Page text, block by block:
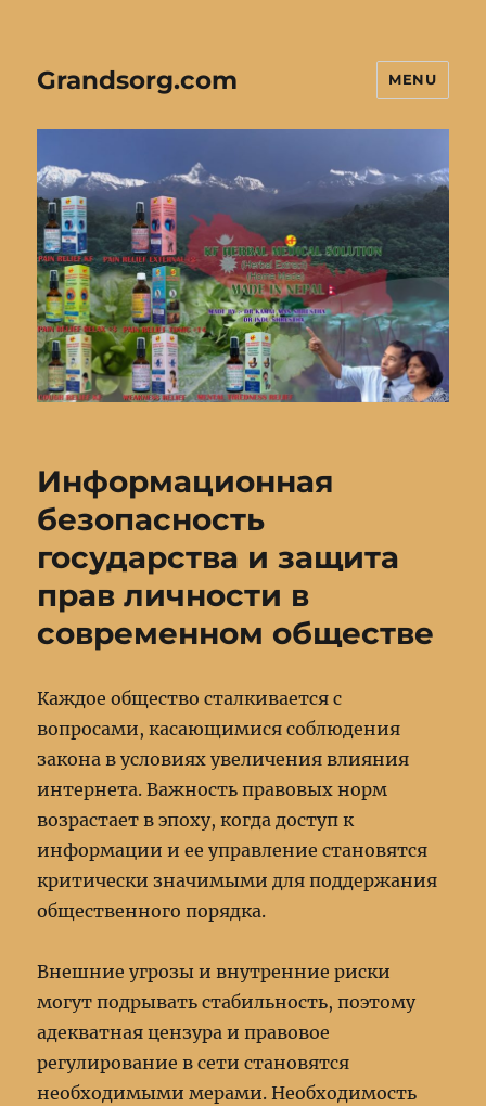
Grandsorg.com MENU
Информационная
безопасность
государства и защита
прав личности в
современном обществе
Каждое общество сталкивается с
вопросами, касающимися соблюдения
закона в условиях увеличения влияния
интернета. Важность правовых норм
возрастает в эпоху, когда доступ к
информации и ее управление становятся
критически значимыми для поддержания
общественного порядка.
Внешние угрозы и внутренние риски
могут подрывать стабильность, поэтому
адекватная цензура и правовое
регулирование в сети становятся
необходимыми мерами. Необходимость